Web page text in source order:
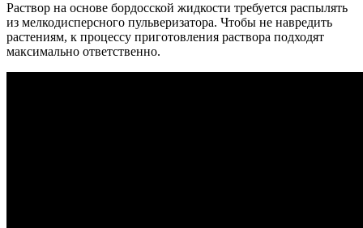
Раствор на основе бордосской жидкости требуется распылять
из мелкодисперсного пульверизатора. Чтобы не навредить
растениям, к процессу приготовления раствора подходят
максимально ответственно.